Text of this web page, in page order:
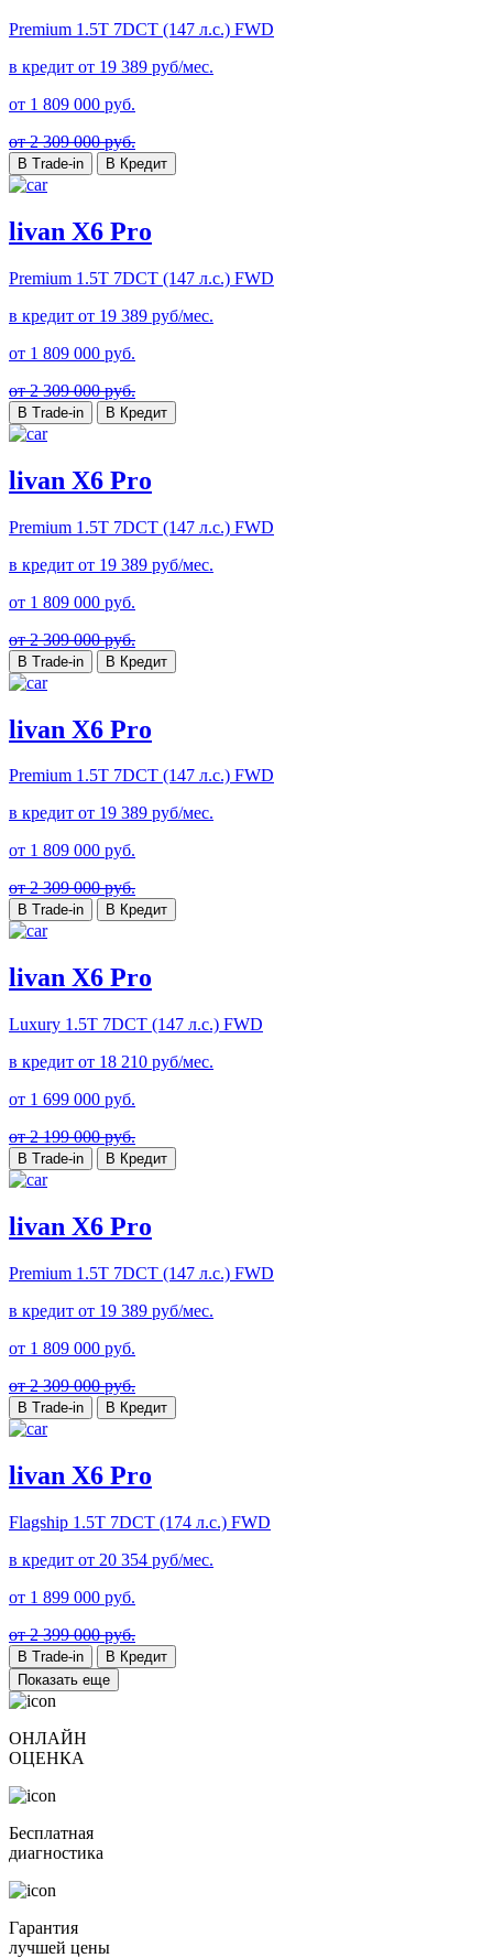
Premium 1.5T 7DCT (147 л.с.) FWD
в кредит от 19 389 руб/мес.
от 1 809 000 руб.
от 2 309 000 руб.
В Trade-in В Кредит
livan X6 Pro
Premium 1.5T 7DCT (147 л.с.) FWD
в кредит от 19 389 руб/мес.
от 1 809 000 руб.
от 2 309 000 руб.
В Trade-in В Кредит
livan X6 Pro
Premium 1.5T 7DCT (147 л.с.) FWD
в кредит от 19 389 руб/мес.
от 1 809 000 руб.
от 2 309 000 руб.
В Trade-in В Кредит
livan X6 Pro
Premium 1.5T 7DCT (147 л.с.) FWD
в кредит от 19 389 руб/мес.
от 1 809 000 руб.
от 2 309 000 руб.
В Trade-in В Кредит
livan X6 Pro
Luxury 1.5T 7DCT (147 л.с.) FWD
в кредит от 18 210 руб/мес.
от 1 699 000 руб.
от 2 199 000 руб.
В Trade-in В Кредит
livan X6 Pro
Premium 1.5T 7DCT (147 л.с.) FWD
в кредит от 19 389 руб/мес.
от 1 809 000 руб.
от 2 309 000 руб.
В Trade-in В Кредит
livan X6 Pro
Flagship 1.5T 7DCT (174 л.с.) FWD
в кредит от 20 354 руб/мес.
от 1 899 000 руб.
от 2 399 000 руб.
В Trade-in
В Кредит
Показать еще
ОНЛАЙН
ОЦЕНКА
Бесплатная
диагностика
Гарантия
лучшей цены